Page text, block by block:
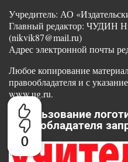
0
Учредитель: АО
Главный редактор: ЧУДИН
(nikvik87@mail.ru)
Адрес электронной почты
Любое копирование
правообладателя и с
www.ug.ru.
Использование
правообладателя